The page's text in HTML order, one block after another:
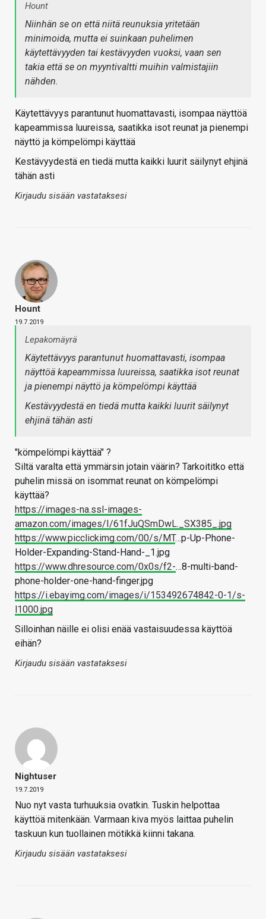
Hount
Niinhän se on että niitä reunuksia yritetään
minimoida, mutta ei suinkaan puhelimen
käytettävyyden tai kestävyyden vuoksi, vaan sen
takia että se on myyntivaltti muihin valmistajiin
nähden.
Käytettävyys parantunut huomattavasti, isompaa näyttöä
kapeammissa luureissa, saatikka isot reunat ja pienempi
näyttö ja kömpelömpi käyttää
Kestävyydestä en tiedä mutta kaikki luurit säilynyt ehjinä
tähän asti
Kirjaudu sisään vastataksesi
Hount
19.7.2019
Lepakomäyrä
Käytettävyys parantunut huomattavasti, isompaa
näyttöä kapeammissa luureissa, saatikka isot reunat
ja pienempi näyttö ja kömpelömpi käyttää
Kestävyydestä en tiedä mutta kaikki luurit säilynyt
ehjinä tähän asti
"kömpelömpi käyttää" ?
Siltä varalta että ymmärsin jotain väärin? Tarkoititko että
puhelin missä on isommat reunat on kömpelömpi
käyttää?
https://images-na.ssl-images-
amazon.com/images/I/61fJuQSmDwL._SX385_.jpg
https://www.picclickimg.com/00/s/MT…p-Up-Phone-
Holder-Expanding-Stand-Hand-_1.jpg
https://www.dhresource.com/0x0s/f2-…8-multi-band-
phone-holder-one-hand-finger.jpg
https://i.ebayimg.com/images/i/153492674842-0-1/s-
l1000.jpg
Silloinhan näille ei olisi enää vastaisuudessa käyttöä
eihän?
Kirjaudu sisään vastataksesi
Nightuser
19.7.2019
Nuo nyt vasta turhuuksia ovatkin. Tuskin helpottaa
käyttöä mitenkään. Varmaan kiva myös laittaa puhelin
taskuun kun tuollainen mötikkä kiinni takana.
Kirjaudu sisään vastataksesi